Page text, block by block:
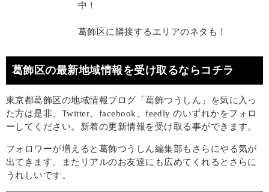
中！
葛飾区に隣接するエリアのネタも！
葛飾区の最新地域情報を受け取るならコチラ
東京都葛飾区の地域情報ブログ「葛飾つうしん」を気に入っ
た方は是非、Twitter、facebook、feedly のいずれかをフォロ
ーしてください。新着の更新情報を受け取る事ができます。
フォロワーが増えると葛飾つうしん編集部もさらにやる気が
出てきます。またリアルのお友達にも広めてくれるとさらに
うれしいです。